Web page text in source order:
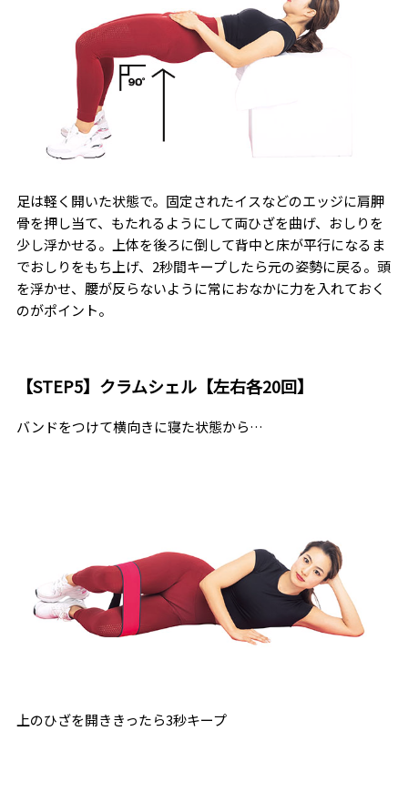
足は軽く開いた状態で。固定されたイスなどのエッジに肩胛
骨を押し当て、もたれるようにして両ひざを曲げ、おしりを
少し浮かせる。上体を後ろに倒して背中と床が平行になるま
でおしりをもち上げ、2秒間キープしたら元の姿勢に戻る。頭
を浮かせ、腰が反らないように常におなかに力を入れておく
のがポイント。
【STEP5】クラムシェル【左右各20回】
バンドをつけて横向きに寝た状態から…
上のひざを開ききったら3秒キープ